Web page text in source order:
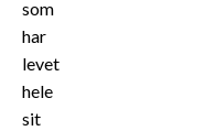
som
har
levet
hele
sit